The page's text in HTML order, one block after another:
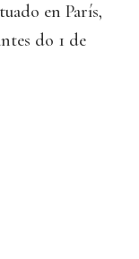
en París,
do 1 de